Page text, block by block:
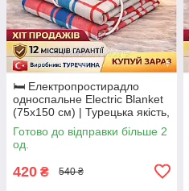
🛏️ Електропростирадло
односпальне Electric Blanket
(75х150 см) | Турецька якість,
500 г/м²
Готово до відправки більше 2
од.
420 ₴ 540 ₴